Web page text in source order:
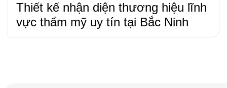
Thiết kế nhận diện thương hiệu lĩnh
vực thẩm mỹ uy tín tại Bắc Ninh